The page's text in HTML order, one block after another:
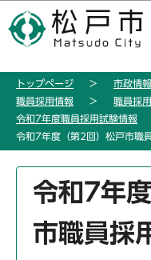
の
ー
頭
このペ
トップページ 市政情報
職員採用情報
職員採
令和7年度職員採用試験情報
令和7年度（第2回）松戸市職
令和7年
市職員採